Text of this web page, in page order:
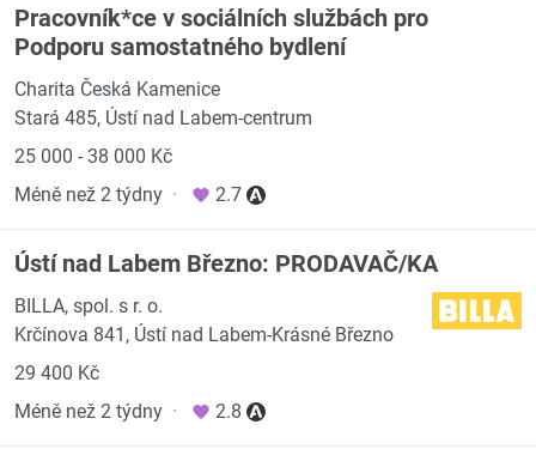
Pracovník*ce v sociálních službách pro
Podporu samostatného bydlení
Charita Česká Kamenice
Stará 485, Ústí nad Labem-centrum
25 000 - 38 000 Kč
Méně než 2 týdny · 2.7
Ústí nad Labem Březno: PRODAVAČ/KA
BILLA, spol. s r. o.
Krčínova 841, Ústí nad Labem-Krásné Březno
29 400 Kč
Méně než 2 týdny · 2.8